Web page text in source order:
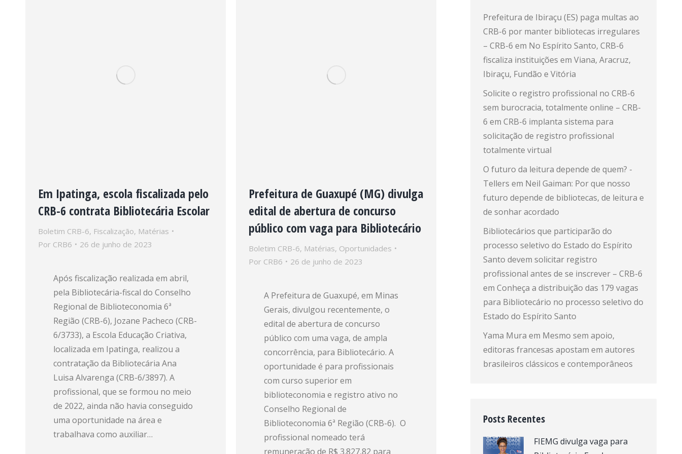
Em Ipatinga, escola fiscalizada pelo
CRB-6 contrata Bibliotecária Escolar
Boletim CRB-6, Fiscalização, Matérias
Por CRB6 26 de junho de 2023
Após fiscalização realizada em abril,
pela Bibliotecária-fiscal do Conselho
Regional de Biblioteconomia 6ª
Região (CRB-6), Jozane Pacheco (CRB-
6/3733), a Escola Educação Criativa,
localizada em Ipatinga, realizou a
contratação da Bibliotecária Ana
Luisa Alvarenga (CRB-6/3897). A
profissional, que se formou no meio
de 2022, ainda não havia conseguido
uma oportunidade na área e
trabalhava como auxiliar…
Prefeitura de Guaxupé (MG) divulga
edital de abertura de concurso
público com vaga para Bibliotecário
Boletim CRB-6, Matérias, Oportunidades
Por CRB6 26 de junho de 2023
A Prefeitura de Guaxupé, em Minas
Gerais, divulgou recentemente, o
edital de abertura de concurso
público com uma vaga, de ampla
concorrência, para Bibliotecário. A
oportunidade é para profissionais
com curso superior em
biblioteconomia e registro ativo no
Conselho Regional de
Biblioteconomia 6ª Região (CRB-6). O
profissional nomeado terá
remuneração de R$ 3.827,82 para
Prefeitura de Ibiraçu (ES) paga multas ao
CRB-6 por manter bibliotecas irregulares
– CRB-6 em No Espírito Santo, CRB-6
fiscaliza instituições em Viana, Aracruz,
Ibiraçu, Fundão e Vitória
Solicite o registro profissional no CRB-6
sem burocracia, totalmente online – CRB-
6 em CRB-6 implanta sistema para
solicitação de registro profissional
totalmente virtual
O futuro da leitura depende de quem? -
Tellers em Neil Gaiman: Por que nosso
futuro depende de bibliotecas, de leitura e
de sonhar acordado
Bibliotecários que participarão do
processo seletivo do Estado do Espírito
Santo devem solicitar registro
profissional antes de se inscrever – CRB-6
em Conheça a distribuição das 179 vagas
para Bibliotecário no processo seletivo do
Estado do Espírito Santo
Yama Mura em Mesmo sem apoio,
editoras francesas apostam em autores
brasileiros clássicos e contemporâneos
Posts Recentes
FIEMG divulga vaga para